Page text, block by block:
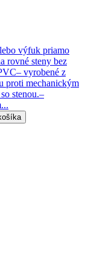
výfuk priamo
rovné steny bez
vyrobené z
proti mechanickým
stenou.–